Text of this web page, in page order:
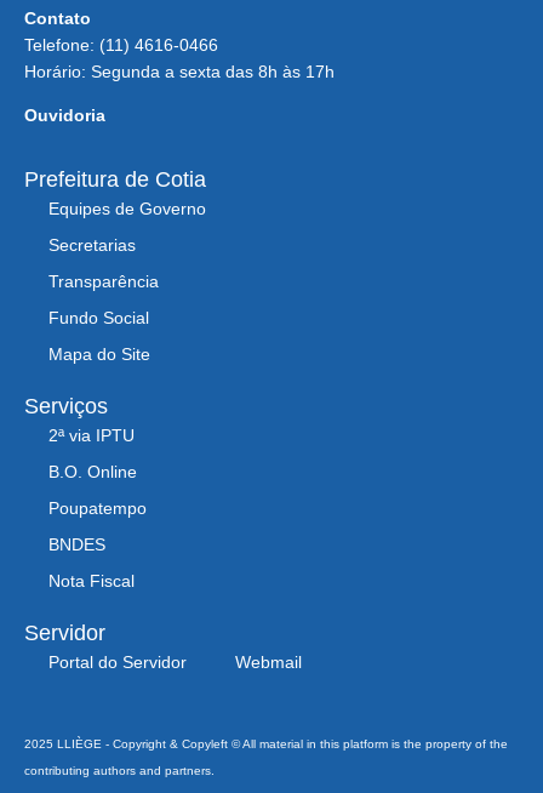
Contato
Telefone: (11) 4616-0466
Horário: Segunda a sexta das 8h às 17h
Ouvidoria
Prefeitura de Cotia
Equipes de Governo
Secretarias
Transparência
Fundo Social
Mapa do Site
Serviços
2ª via IPTU
B.O. Online
Poupatempo
BNDES
Nota Fiscal
Servidor
Portal do Servidor Webmail
2025 LLIÈGE - Copyright & Copyleft © All material in this platform is the property of the
contributing authors and partners.